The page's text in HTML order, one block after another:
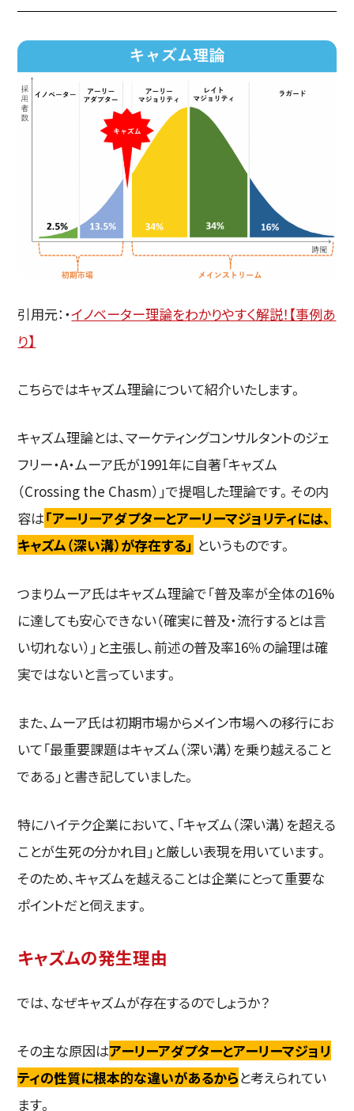
引用元：・イノベーター理論をわかりやすく解説！【事例あ
り】
こちらではキャズム理論について紹介いたします。
キャズム理論とは、マーケティングコンサルタントのジェ
フリー・A・ムーア氏が1991年に自著「キャズム
（Crossing the Chasm）」で提唱した理論です。その内
容は「アーリーアダプターとアーリーマジョリティには、
キャズム（深い溝）が存在する」 というものです。
つまりムーア氏はキャズム理論で「普及率が全体の16%
に達しても安心できない（確実に普及・流行するとは言
い切れない）」と主張し、前述の普及率16％の論理は確
実ではないと言っています。
また、ムーア氏は初期市場からメイン市場への移行にお
いて「最重要課題はキャズム（深い溝）を乗り越えること
である」と書き記していました。
特にハイテク企業において、「キャズム（深い溝）を超える
ことが生死の分かれ目」と厳しい表現を用いています。
そのため、キャズムを越えることは企業にとって重要な
ポイントだと伺えます。
キャズムの発生理由
では、なぜキャズムが存在するのでしょうか？
その主な原因はアーリーアダプターとアーリーマジョリ
ティの性質に根本的な違いがあるからと考えられてい
ます。